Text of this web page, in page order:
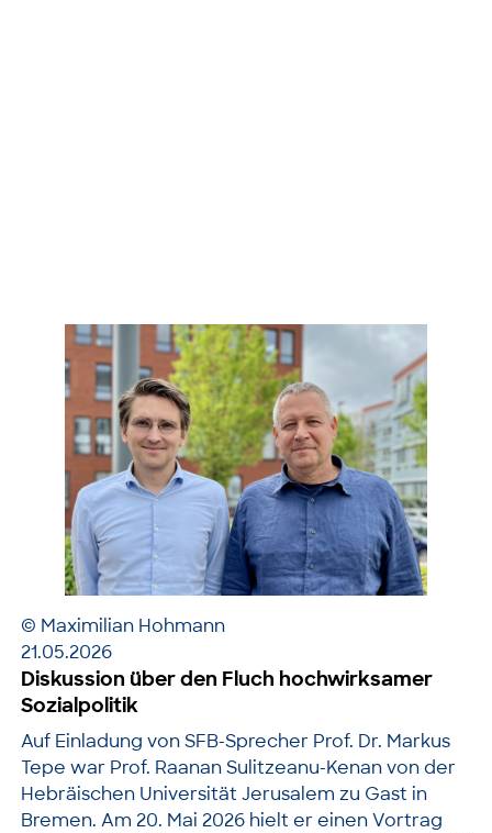
© Maximilian Hohmann
21.05.2026
Diskussion über den Fluch hochwirksamer
Sozialpolitik
Auf Einladung von SFB-Sprecher Prof. Dr. Markus
Tepe war Prof. Raanan Sulitzeanu-Kenan von der
Hebräischen Universität Jerusalem zu Gast in
Bremen. Am 20. Mai 2026 hielt er einen Vortrag